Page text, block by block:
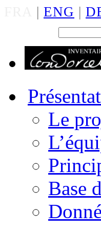
| ENG |
Le
Base